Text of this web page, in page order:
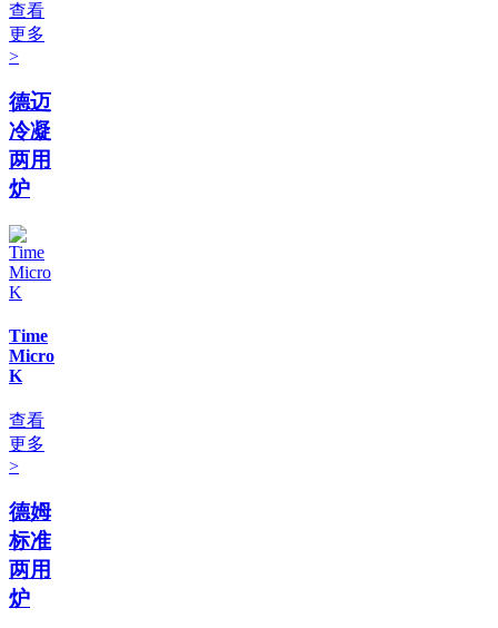
查看
更多
>
德迈
冷凝
两用
炉
Time
Micro
K
查看
更多
>
德姆
标准
两用
炉